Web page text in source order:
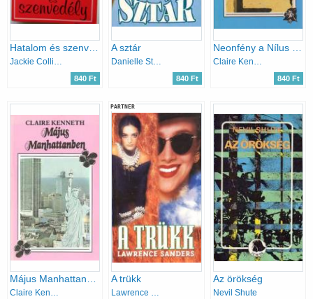
Hatalom és szenvedély
Jackie Collins
840 Ft
A sztár
Danielle Steel
840 Ft
Neonfény a Nílus felett
Claire Kenneth
840 Ft
Claire Kenneth
PARTNER
A trükk
Lawrence Sanders
Az örökség
Nevil Shute